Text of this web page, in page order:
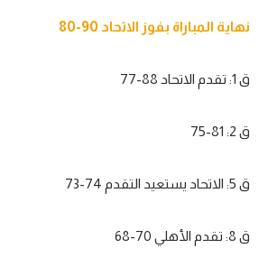
ركن الألعاب
تحقيق في الجول
تقرير في الجول
نهاية المباراة بفوز الاتحاد 90-80
ق 1: تقدم الاتحاد 88-77
ق 2: 81-75
ق 5: الاتحاد يستعيد التقدم 74-73
ق 8: تقدم الأهلي 70-68